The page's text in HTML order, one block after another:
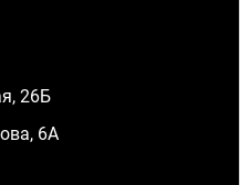
26Б
6А